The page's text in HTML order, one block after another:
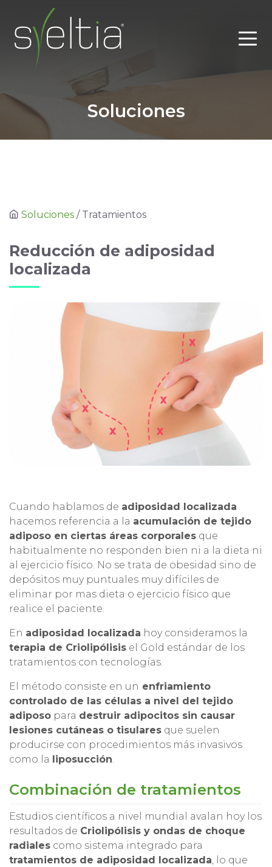
Soluciones
Soluciones / Tratamientos
Reducción de adiposidad
localizada
Cuando hablamos de adiposidad localizada
hacemos referencia a la acumulación de tejido
adiposo en ciertas áreas corporales que
habitualmente no responden bien ni a la dieta ni
al ejercicio físico. No se trata de obesidad sino de
depósitos muy puntuales muy difíciles de
eliminar por mas dieta o ejercicio físico que
realice el paciente.
En adiposidad localizada hoy consideramos la
terapia de Criolipólisis el Gold estándar de los
tratamientos con tecnologías.
El método consiste en un enfriamiento
controlado de las células a nivel del tejido
adiposo para destruir adipocitos sin causar
lesiones cutáneas o tisulares que suelen
producirse con procedimientos más invasivos
como la
liposucción.
Combinación de tratamientos
Estudios científicos a nivel mundial avalan hoy los
resultados de Criolipólisis y ondas de choque
radiales como sistema integrado para
tratamientos de adiposidad localizada, lo que